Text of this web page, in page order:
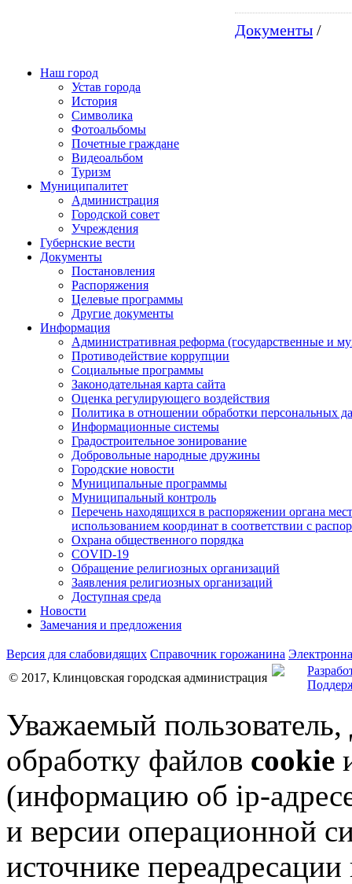
Документы /
Наш город
Устав города
История
Символика
Фотоальбомы
Почетные граждане
Видеоальбом
Туризм
Муниципалитет
Администрация
Городской совет
Учреждения
Губернские вести
Документы
Постановления
Распоряжения
Целевые программы
Другие документы
Информация
Административная реформа (государственные и
Противодействие коррупции
Социальные программы
Законодательная карта сайта
Оценка регулирующего воздействия
Политика в отношении обработки персональных
Информационные системы
Градостроительное зонирование
Добровольные народные дружины
Городские новости
Муниципальные программы
Муниципальный контроль
Перечень находящихся в распоряжении органа
использованием координат в соответствии с
Охрана общественного порядка
COVID-19
Обращение религиозных организаций
Заявления религиозных организаций
Доступная среда
Новости
Замечания и предложения
Версия для слабовидящих Справочник горожанина
© 2017, Клинцовская городская администрация
Уважаемый
обработку файлов cookie
(информацию об ip-
и версии операционной
источнике переадресации